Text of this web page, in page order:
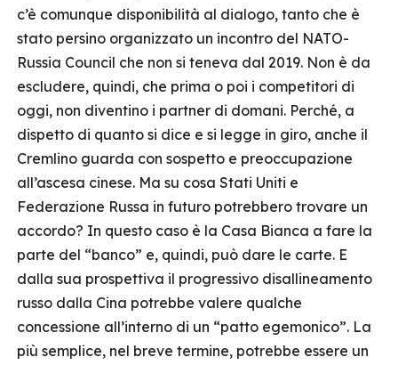
c’è comunque disponibilità al dialogo, tanto che è
stato persino organizzato un incontro del NATO-
Russia Council che non si teneva dal 2019. Non è da
escludere, quindi, che prima o poi i competitori di
oggi, non diventino i partner di domani. Perché, a
dispetto di quanto si dice e si legge in giro, anche il
Cremlino guarda con sospetto e preoccupazione
all’ascesa cinese. Ma su cosa Stati Uniti e
Federazione Russa in futuro potrebbero trovare un
accordo? In questo caso è la Casa Bianca a fare la
parte del “banco” e, quindi, può dare le carte. E
dalla sua prospettiva il progressivo disallineamento
russo dalla Cina potrebbe valere qualche
concessione all’interno di un “patto egemonico”. La
più semplice, nel breve termine, potrebbe essere un